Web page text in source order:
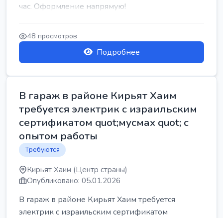
час. Оформление напрямую!
48 просмотров
Подробнее
В гараж в районе Кирьят Хаим
требуется электрик с израильским
сертификатом quot;мусмах quot; с
опытом работы
Требуются
Кирьят Хаим (Центр страны)
Опубликовано: 05.01.2026
В гараж в районе Кирьят Хаим требуется
электрик с израильским сертификатом